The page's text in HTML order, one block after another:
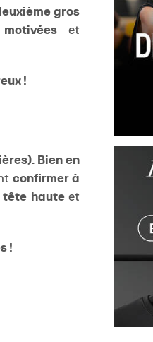
gros
motivéeset
!
Bien en
confirmer à
tête hauteet
!